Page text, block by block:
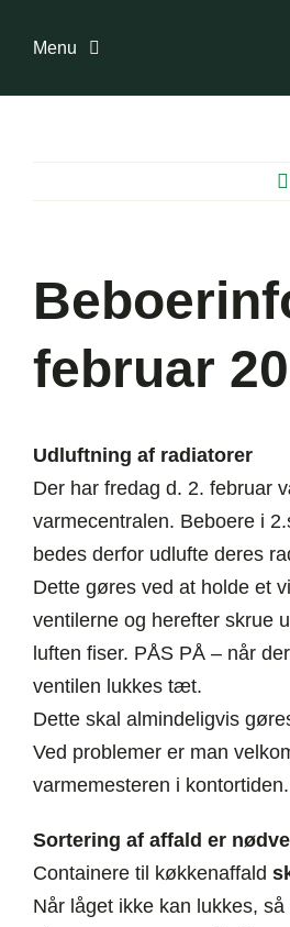
Menu
Bestyrelse
Information
februar
Udluftning af radiatorer
Der har fredag d. 2. februar
varmecentralen. Beboere i
bedes derfor udlufte deres
Dette gøres ved at holde et
ventilerne og herefter skrue
luften fiser. PÅS PÅ – når
ventilen lukkes tæt.
Dette skal almindeligvis
Ved problemer er man
varmemesteren i kontortiden.
Sortering af affald er
Containere til køkkenaffald
Når låget ikke kan lukkes,